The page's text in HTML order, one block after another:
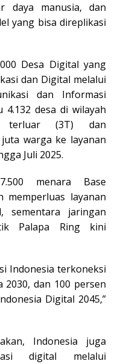
daya manusia, dan
yang bisa direplikasi
Desa Digital yang
dan Digital melalui
dan Informasi
4.132 desa di wilayah
terluar (3T) dan
warga ke layanan
Juli 2025.
menara Base
memperluas layanan
sementara jaringan
Palapa Ring kini
Indonesia terkoneksi
dan 100 persen
Digital 2045,”
Indonesia juga
digital melalui